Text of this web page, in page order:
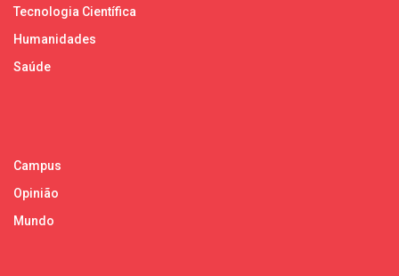
Tecnologia Científica
Humanidades
Saúde
Campus
Opinião
Mundo